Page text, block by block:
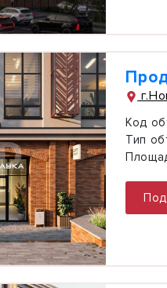
Код
Тип